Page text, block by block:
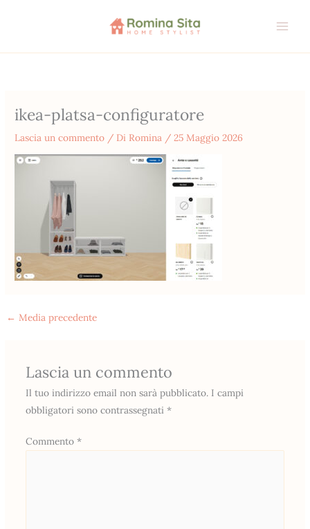
ikea-platsa-configuratore
Lascia un commento / Di Romina /25 Maggio 2026
← Media precedente
Lascia un commento
Il tuo indirizzo email non sarà pubblicato. I campi
obbligatori sono contrassegnati *
Commento *